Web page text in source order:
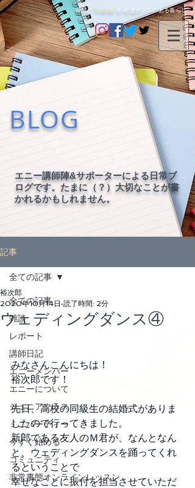
毎日に"happy" を-社交ダンスのある暮らし-
BLOG
エニー講師陣&サポーターによる日常ブ
ログです。たまに（？）大切なことが書
かれるかもしれません。
記事
全ての記事
雑談
レポート
講師日記
エニーメンバー
エニーについて
ジュニアクラス
ミニパーティー
今すぐ始める
コミュニティ
非常事態オンラインレッスン
全ての記事
ウェディングダンス④
裕次郎
2020年10月14日 読了時間: 2分
みなさんこんにちは！
裕次郎です！
先日、高校の同級生の結婚式がありま
したので行ってきました。
新郎である友人のＭ君が、なんとなん
と、ウェディングダンスを踊ってくれ
るということで
幸せなことに振付を担当させていただ